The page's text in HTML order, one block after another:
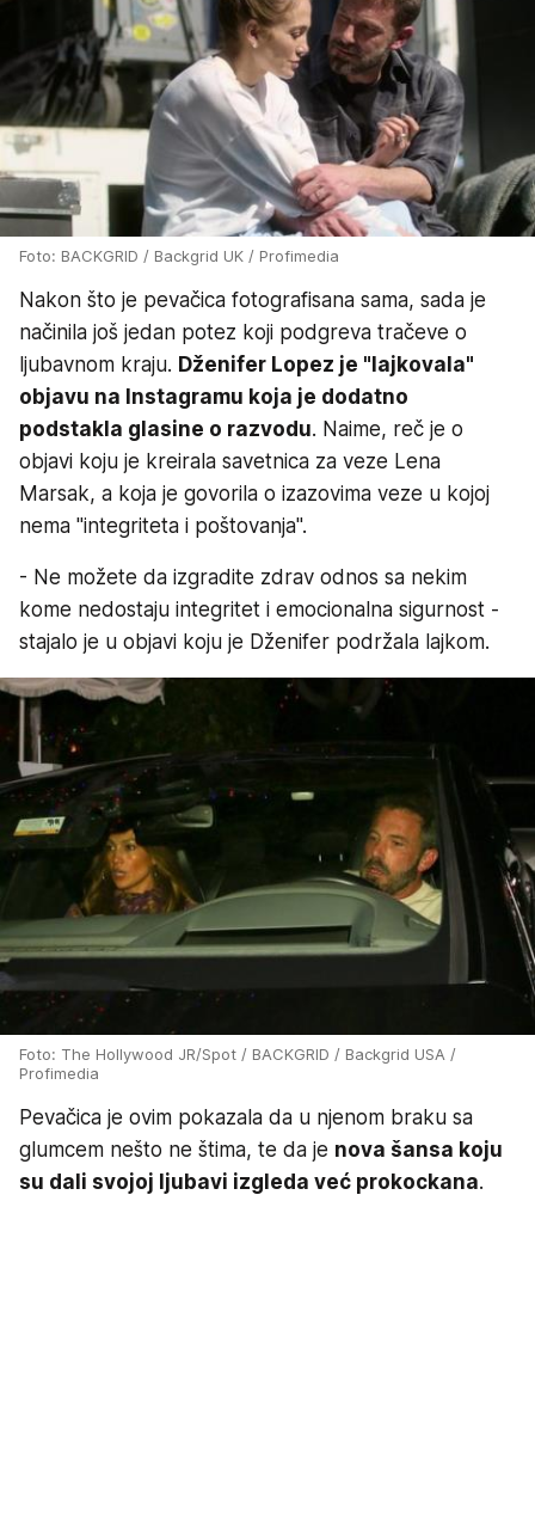
Foto: BACKGRID / Backgrid UK / Profimedia
Nakon što je pevačica fotografisana sama, sada je
načinila još jedan potez koji podgreva tračeve o
ljubavnom kraju. Dženifer Lopez je "lajkovala"
objavu na Instagramu koja je dodatno
podstakla glasine o razvodu. Naime, reč je o
objavi koju je kreirala savetnica za veze Lena
Marsak, a koja je govorila o izazovima veze u kojoj
nema "integriteta i poštovanja".
- Ne možete da izgradite zdrav odnos sa nekim
kome nedostaju integritet i emocionalna sigurnost -
stajalo je u objavi koju je Dženifer podržala lajkom.
Foto: The Hollywood JR/Spot / BACKGRID / Backgrid USA /
Profimedia
Pevačica je ovim pokazala da u njenom braku sa
glumcem nešto ne štima, te da je nova šansa koju
su dali svojoj ljubavi izgleda već prokockana.